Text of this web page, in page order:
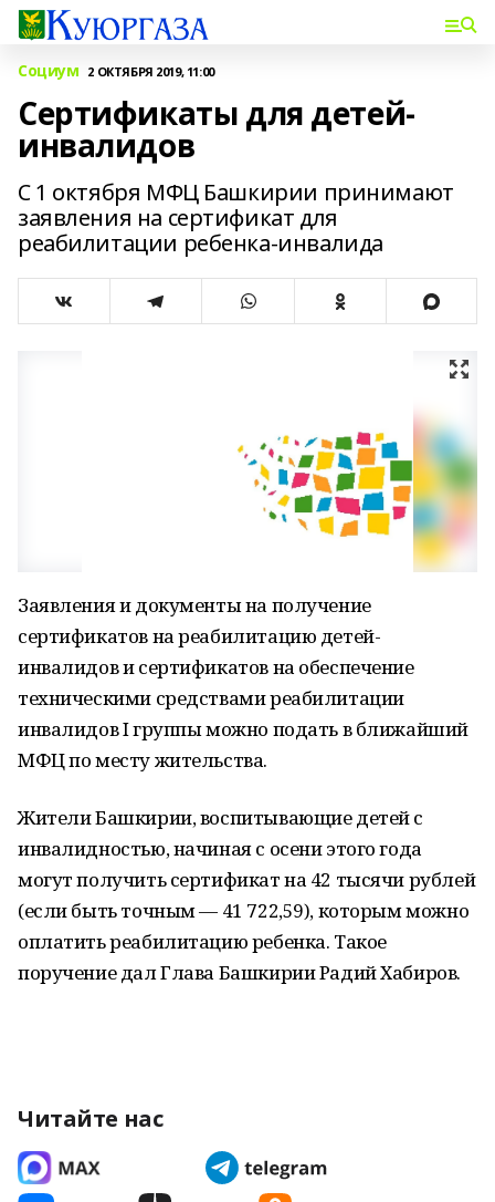
Социум 2 ОКТЯБРЯ 2019, 11:00
Сертификаты для детей-
инвалидов
С 1 октября МФЦ Башкирии принимают
заявления на сертификат для
реабилитации ребенка-инвалида
Заявления и документы на получение
сертификатов на реабилитацию детей-
инвалидов и сертификатов на обеспечение
техническими средствами реабилитации
инвалидов I группы можно подать в ближайший
МФЦ по месту жительства.
Жители Башкирии, воспитывающие детей с
инвалидностью, начиная с осени этого года
могут получить сертификат на 42 тысячи рублей
(если быть точным — 41 722,59), которым можно
оплатить реабилитацию ребенка. Такое
поручение дал Глава Башкирии Радий Хабиров.
Читайте нас